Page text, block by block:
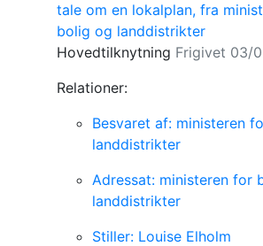
tale om en lokalplan, fra
bolig og landdistrikter
Hovedtilknytning Frigivet 03/
Relationer:
Besvaret af: ministeren
landdistrikter
Adressat: ministeren for
landdistrikter
Stiller: Louise Elholm